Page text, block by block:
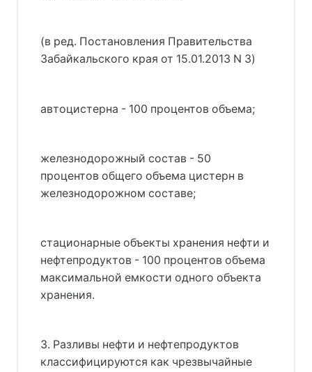
(в ред. Постановления Правительства
Забайкальского края от 15.01.2013 N 3)
автоцистерна - 100 процентов объема;
железнодорожный состав - 50
процентов общего объема цистерн в
железнодорожном составе;
стационарные объекты хранения нефти и
нефтепродуктов - 100 процентов объема
максимальной емкости одного объекта
хранения.
3. Разливы нефти и нефтепродуктов
классифицируются как чрезвычайные